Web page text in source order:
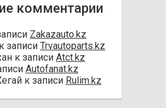
комментарии
Zakazauto.kz
к записи Trvautoparts.kz
к записи Atct.kz
Autofanat.kz
к записи Rulim.kz